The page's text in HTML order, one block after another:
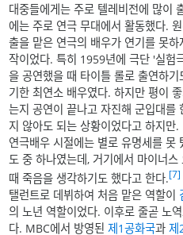
대중들에게는 주로 텔레비전에 많이
에는 주로 연극 무대에서 활동했다.
출을 맡은 연극의 배우가 연기를 못
작이었다. 특히 1959년에 극단 '실험
을 공연했을 때 타이틀 롤로 출연하
기한 최연소 배우였다. 하지만 평이
는지 공연이 끝나고 자진해 군입대를
지 않아도 되는 상황이었다고 하지만.
연극배우 시절에는 별로 유명세를 못
도 중 하나였는데, 거기에서 마이너
때 죽음을 생각하기도 했다고 한다.[7]
탤런트로 데뷔하여 처음 맡은 역할이
의 노년 역할이었다. 이후로 줄곧 노
다. MBC에서 방영된제1공화국과제